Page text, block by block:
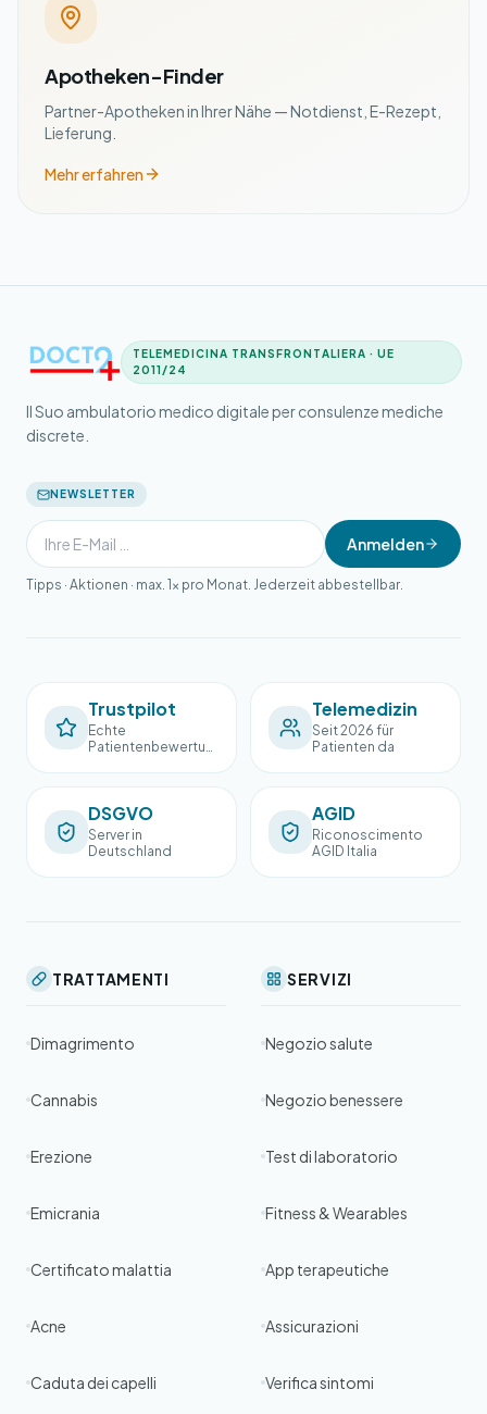
Apotheken-Finder
Partner-Apotheken in Ihrer Nähe — Notdienst, E-Rezept,
Lieferung.
Mehr erfahren
TELEMEDICINA TRANSFRONTALIERA · UE
2011/24
Il Suo ambulatorio medico digitale per consulenze mediche
discrete.
NEWSLETTER
Anmelden
Tipps · Aktionen · max. 1× pro Monat. Jederzeit abbestellbar.
Trustpilot
Echte
Patientenbewertun
Telemedizin
Seit 2026 für
Patienten da
DSGVO
Server in
Deutschland
AGID
Riconoscimento
AGID Italia
TRATTAMENTI
Dimagrimento
Cannabis
Erezione
Emicrania
Certificato malattia
Acne
Caduta dei capelli
SERVIZI
Negozio salute
Negozio benessere
Test di laboratorio
Fitness & Wearables
App terapeutiche
Assicurazioni
Verifica sintomi